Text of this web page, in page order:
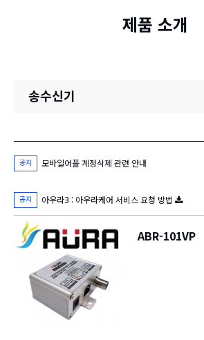
제품 소개
송수신기
공지 모바일어플 계정삭제 관련 안내
공지 아우라3 : 아우라케어 서비스 요청 방법
ABR-101VP